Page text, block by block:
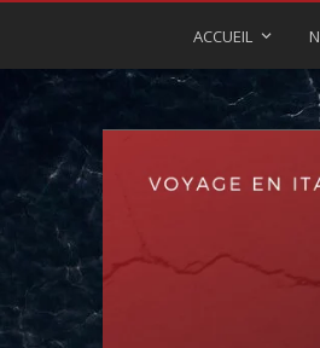
ACCUEIL